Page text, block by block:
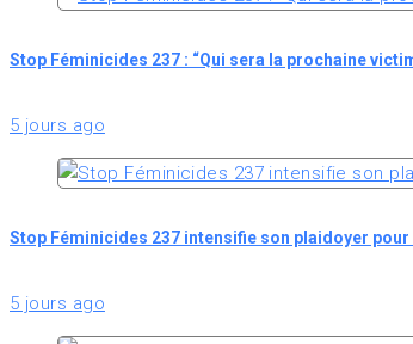
Stop Féminicides 237 : “Qui sera la prochaine
5 jours ago
Stop Féminicides 237 intensifie son plaidoyer
5 jours ago